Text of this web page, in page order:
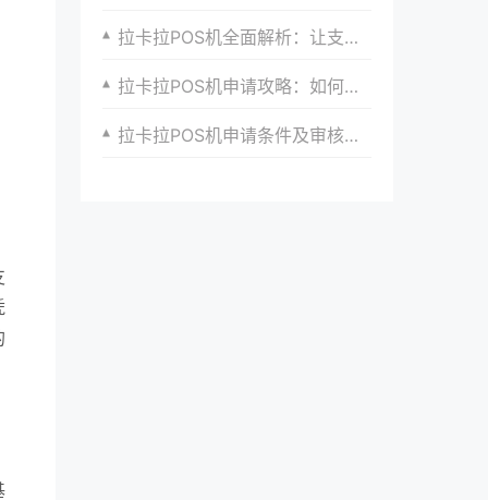
拉卡拉POS机全面解析：让支付更便捷
拉卡拉POS机申请攻略：如何提高通过率？
拉卡拉POS机申请条件及审核时间详解